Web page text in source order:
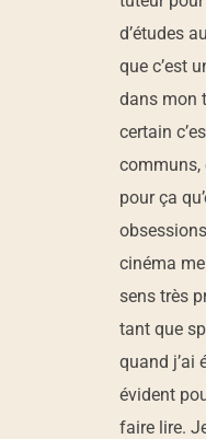
o
u
«
G
R
A
d’études
que c’est
dans mon
certain
communs,
pour ça
cinéma
sens très
tant que
quand j’ai
évident
faire lire.